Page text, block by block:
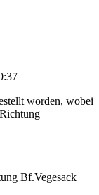
worden, wobei
Bf.Vegesack